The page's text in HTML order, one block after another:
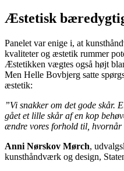
Æstetisk
Panelet var enige i, at
kvaliteter og æstetik rummer
Æstetikken vægtes også højt
Men Helle Bovbjerg satte
æstetik:
”Vi snakker om det gode skår.
gået et lille skår af en kop
ændre vores forhold til, hvornår
Anni Nørskov Mørch,
kunsthåndværk og design,